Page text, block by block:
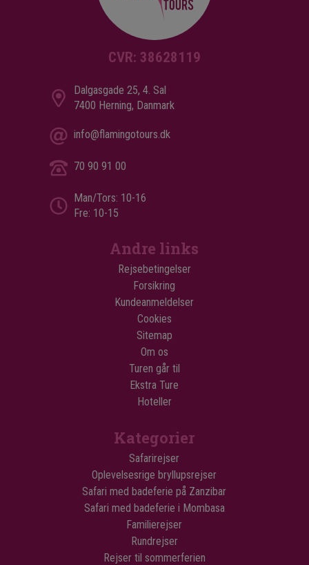
CVR: 38628119
Dalgasgade 25, 4. Sal
7400 Herning, Danmark
info@flamingotours.dk
70 90 91 00
Man/Tors: 10-16
Fre: 10-15
Andre links
Rejsebetingelser
Forsikring
Kundeanmeldelser
Cookies
Sitemap
Om os
Turen går til
Ekstra Ture
Hoteller
Kategorier
Safarirejser
Oplevelsesrige bryllupsrejser
Safari med badeferie på Zanzibar
Safari med badeferie i Mombasa
Familierejser
Rundrejser
Rejser til sommerferien